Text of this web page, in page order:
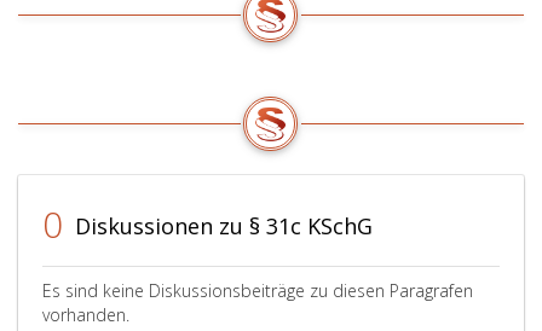
0 Diskussionen zu § 31c KSchG
Es sind keine Diskussionsbeiträge zu diesen Paragrafen
vorhanden.